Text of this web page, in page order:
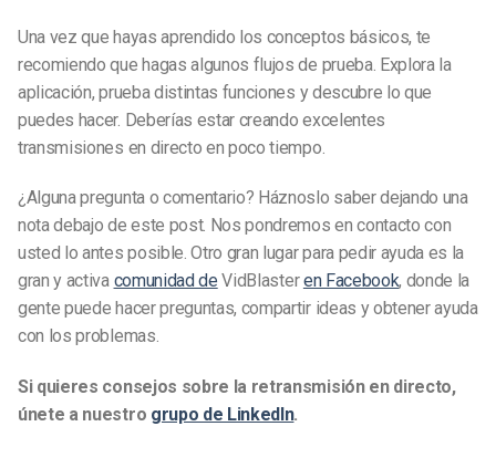
Una vez que hayas aprendido los conceptos básicos, te
recomiendo que hagas algunos flujos de prueba. Explora la
aplicación, prueba distintas funciones y descubre lo que
puedes hacer. Deberías estar creando excelentes
transmisiones en directo en poco tiempo.
¿Alguna pregunta o comentario? Háznoslo saber dejando una
nota debajo de este post. Nos pondremos en contacto con
usted lo antes posible. Otro gran lugar para pedir ayuda es la
gran y activa comunidad de VidBlasteren Facebook, donde la
gente puede hacer preguntas, compartir ideas y obtener ayuda
con los problemas.
Si quieres consejos sobre la retransmisión en directo,
únete a nuestro grupo de LinkedIn.